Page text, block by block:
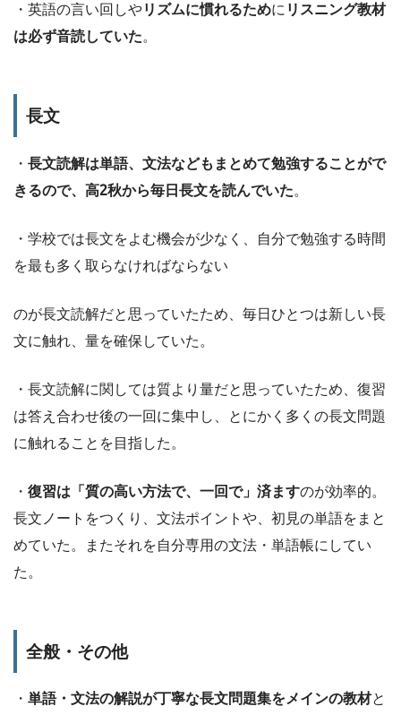
・英語の言い回しやリズムに慣れるために リスニング教材
は必ず音読していた。
長文
・ 長文読解は単語、文法などもまとめて勉強することがで
きるので、高2秋から毎日長文を読んでいた。
・学校では長文をよむ機会が少なく、自分で勉強する時間
を最も多く取らなければならない
のが長文読解だと思っていたため、毎日ひとつは新しい長
文に触れ、量を確保していた。
・長文読解に関しては質より量だと思っていたため、復習
は答え合わせ後の一回に集中し、とにかく多くの長文問題
に触れることを目指した。
・ 復習は「質の高い方法で、一回で」済ますのが効率的。
長文ノートをつくり、文法ポイントや、初見の単語をまと
めていた。またそれを自分専用の文法・単語帳にしてい
た。
全般・その他
・ 単語・文法の解説が丁寧な長文問題集をメインの教材と